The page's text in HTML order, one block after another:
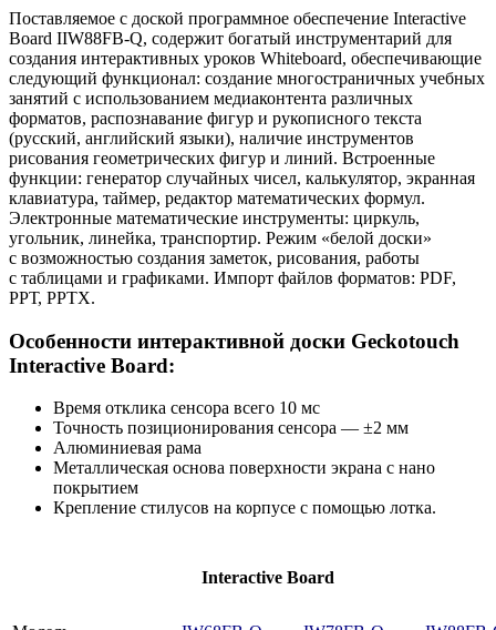
Поставляемое с доской программное обеспечение Interactive
Board IIW88FB-Q, содержит богатый инструментарий для
создания интерактивных уроков Whiteboard, обеспечивающие
следующий функционал: создание многостраничных учебных
занятий с использованием медиаконтента различных
форматов, распознавание фигур и рукописного текста
(русский, английский языки), наличие инструментов
рисования геометрических фигур и линий. Встроенные
функции: генератор случайных чисел, калькулятор, экранная
клавиатура, таймер, редактор математических формул.
Электронные математические инструменты: циркуль,
угольник, линейка, транспортир. Режим «белой доски»
с возможностью создания заметок, рисования, работы
с таблицами и графиками. Импорт файлов форматов: РDF,
РРТ, РРТХ.
Особенности интерактивной доски Geckotouch
Interactive Board:
Время отклика сенсора всего 10 мс
Точность позиционирования сенсора — ±2 мм
Алюминиевая рама
Металлическая основа поверхности экрана с нано
покрытием
Крепление стилусов на корпусе с помощью лотка.
Interactive Board